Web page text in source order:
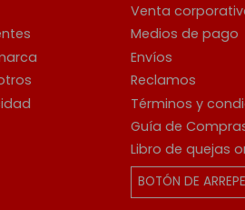
Venta
Medios de pago
Envíos
Reclamos
Términos y
Guía de
Libro de quejas
BOTÓN DE